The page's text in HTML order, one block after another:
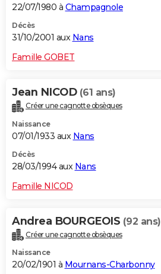
22/07/1980 à Champagnole
Décès
31/10/2001 aux Nans
Famille GOBET
Jean NICOD (61 ans)
Créer une cagnotte obsèques
Naissance
07/01/1933 aux Nans
Décès
28/03/1994 aux Nans
Famille NICOD
Andrea BOURGEOIS (92 ans)
Créer une cagnotte obsèques
Naissance
20/02/1901 à Mournans-Charbonny